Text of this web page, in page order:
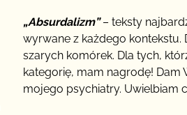
„Absurdalizm”– teksty
wyrwane z każdego kontekstu.
szarych komórek. Dla tych,
kategorię, mam nagrodę! Dam
mojego psychiatry. Uwielbiam